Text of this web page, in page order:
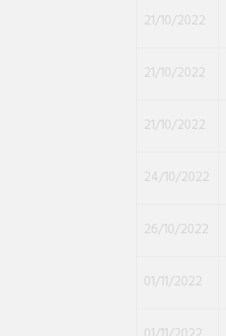
21/10/2022
21/10/2022
21/10/2022
24/10/2022
26/10/2022
01/11/2022